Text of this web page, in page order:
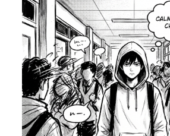
BLOG (EN)
APPS